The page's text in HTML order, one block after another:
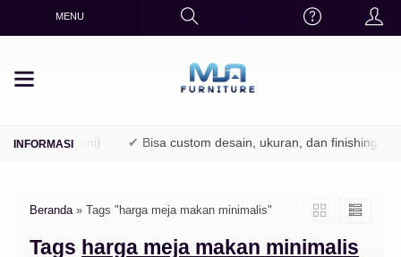
MENU
/ Perhutani) ✔ Bisa custom desain, ukuran, dan finishing
Beranda» Tags "harga meja makan minimalis"
Tags harga meja makan minimalis